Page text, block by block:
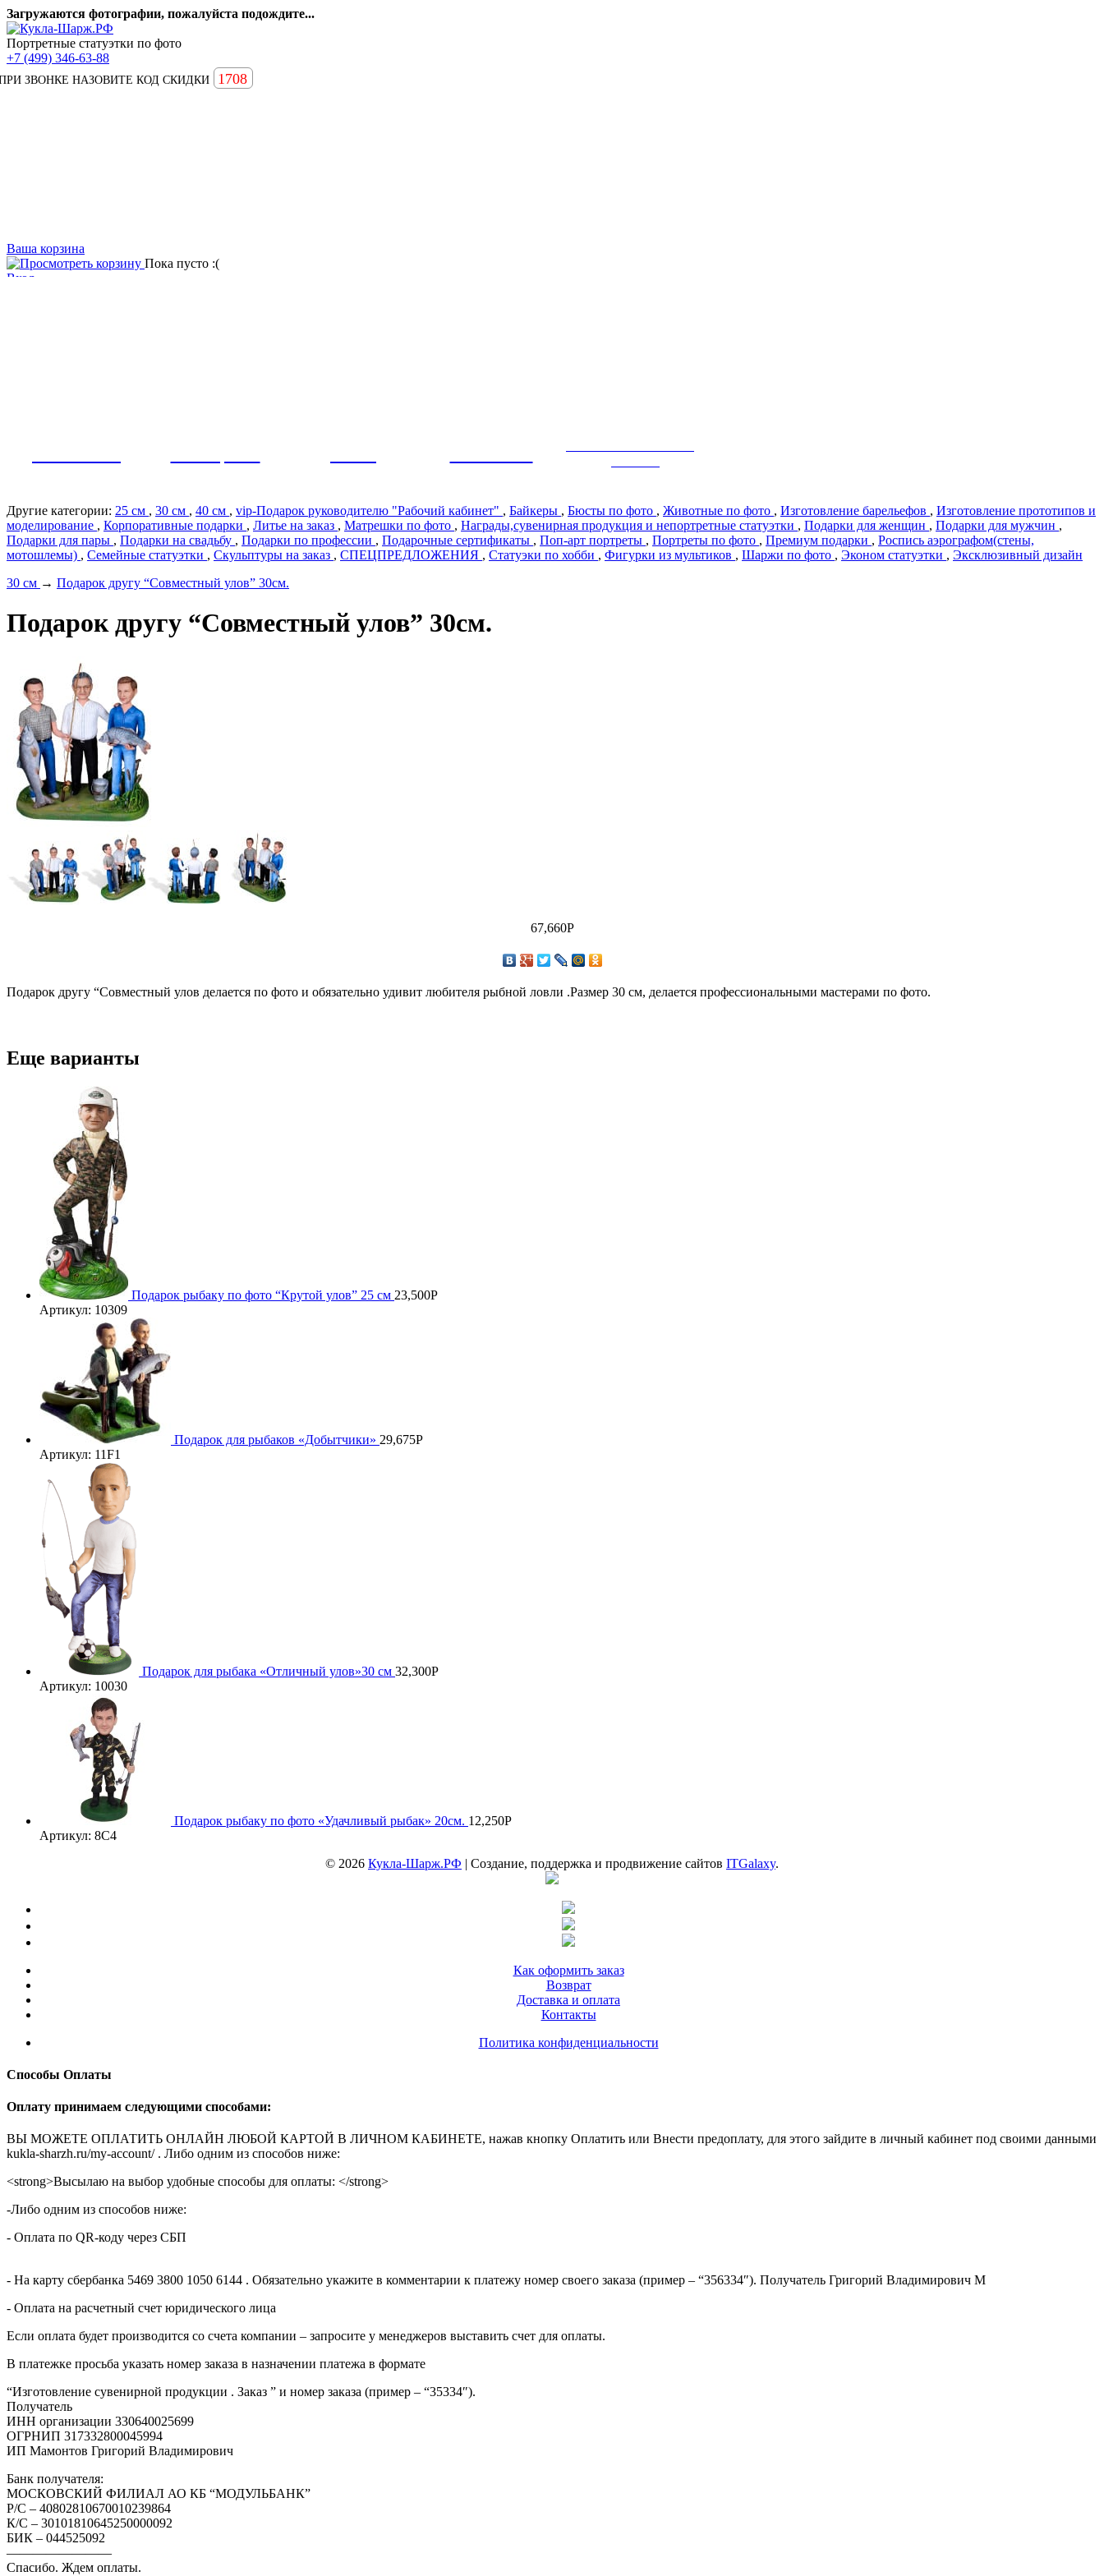
Загружаются фотографии, пожалуйста подождите...
Портретные статуэтки по фото
+7 (499) 346-63-88
ЗВОНКЕ НАЗОВИТЕ КОД СКИДКИ 1708
Ваша корзина
Пока пусто :(
Вход
Другие категории: 25 см , 30 см , 40 см , vip-Подарок руководителю "Рабочий кабинет" , Байкеры , Бюсты по фото , Животные по фото , Изготовление барельефов , Изготовление прототипов и
моделирование , Корпоративные подарки , Литье на заказ , Матрешки по фото , Награды,сувенирная продукция и непортретные статуэтки , Подарки для женщин , Подарки для мужчин ,
Подарки для пары , Подарки на свадьбу , Подарки по профеcсии , Подарочные сертификаты , Поп-арт портреты , Портреты по фото , Премиум подарки , Роспись аэрографом(стены,
мотошлемы) , Семейные статуэтки , Скульптуры на заказ , СПЕЦПРЕДЛОЖЕНИЯ , Статуэки по хобби , Фигурки из мультиков , Шаржи по фото , Эконом статуэтки , Эксклюзивный дизайн
30 см → Подарок другу “Совместный улов” 30см.
Подарок другу “Совместный улов” 30см.
67,660Р
Подарок другу “Совместный улов делается по фото и обязательно удивит любителя рыбной ловли .Размер 30 см, делается профессиональными мастерами по фото.
Еще варианты
Подарок рыбаку по фото “Крутой улов” 25 см 23,500Р
Артикул: 10309
Подарок для рыбаков «Добытчики» 29,675Р
Артикул: 11F1
Подарок для рыбака «Отличный улов»30 см 32,300Р
Артикул: 10030
Подарок рыбаку по фото «Удачливый рыбак» 20см. 12,250Р
Артикул: 8С4
© 2026 Кукла-Шарж.РФ | Создание, поддержка и продвижение сайтов ITGalaxy.
Как оформить заказ
Возврат
Доставка и оплата
Контакты
Политика конфиденциальности
Способы Оплаты
Оплату принимаем следующими способами:
ВЫ МОЖЕТЕ ОПЛАТИТЬ ОНЛАЙН ЛЮБОЙ КАРТОЙ В ЛИЧНОМ КАБИНЕТЕ, нажав кнопку Оплатить или Внести предоплату, для этого зайдите в личный кабинет под своими данными
kukla-sharzh.ru/my-account/ . Либо одним из способов ниже:
<strong>Высылаю на выбор удобные способы для оплаты: </strong>
-Либо одним из способов ниже:
- Оплата по QR-коду через СБП
- На карту сбербанка 5469 3800 1050 6144 . Обязательно укажите в комментарии к платежу номер своего заказа (пример – “356334″). Получатель Григорий Владимирович М
- Оплата на расчетный счет юридического лица
Если оплата будет производится со счета компании – запросите у менеджеров выставить счет для оплаты.
В платежке просьба указать номер заказа в назначении платежа в формате
“Изготовление сувенирной продукции . Заказ ” и номер заказа (пример – “35334″).
Получатель
ИНН организации 330640025699
ОГРНИП 317332800045994
ИП Мамонтов Григорий Владимирович
Банк получателя:
МОСКОВСКИЙ ФИЛИАЛ АО КБ “МОДУЛЬБАНК”
Р/С – 40802810670010239864
К/С – 30101810645250000092
БИК – 044525092
————————
Спасибо. Ждем оплаты.